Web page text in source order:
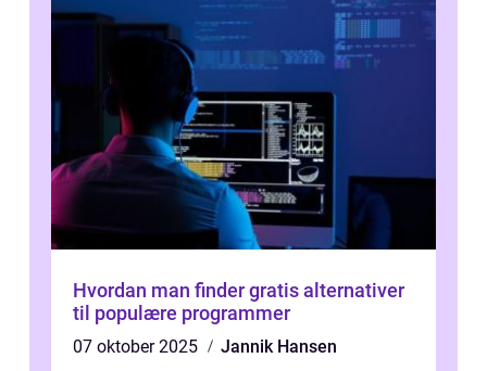
Hvordan man finder gratis alternativer
til populære programmer
07 oktober 2025 Jannik Hansen